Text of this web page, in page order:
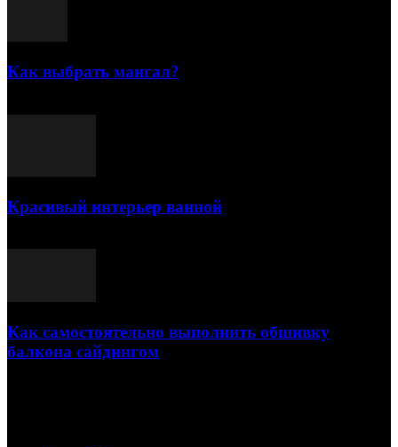
Как выбрать мангал?
Красивый интерьер ванной
Как самостоятельно выполнить обшивку
балкона сайдингом